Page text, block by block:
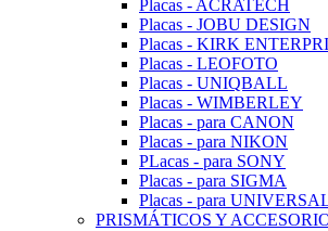
Placas - ACRATECH
Placas - JOBU DESIGN
Placas - KIRK
Placas - LEOFOTO
Placas - UNIQBALL
Placas - WIMBERLEY
Placas - para CANON
Placas - para NIKON
PLacas - para SONY
Placas - para SIGMA
Placas - para
PRISMÁTICOS Y